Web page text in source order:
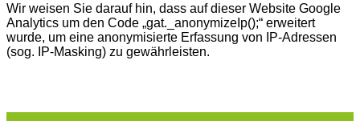
Wir weisen Sie darauf hin, dass auf dieser Website Google
Analytics um den Code „gat._anonymizeIp();“ erweitert
wurde, um eine anonymisierte Erfassung von IP-Adressen
(sog. IP-Masking) zu gewährleisten.